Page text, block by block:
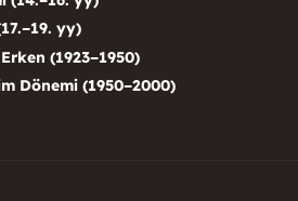
yy)
(1923–1950)
Dönemi (1950–2000)